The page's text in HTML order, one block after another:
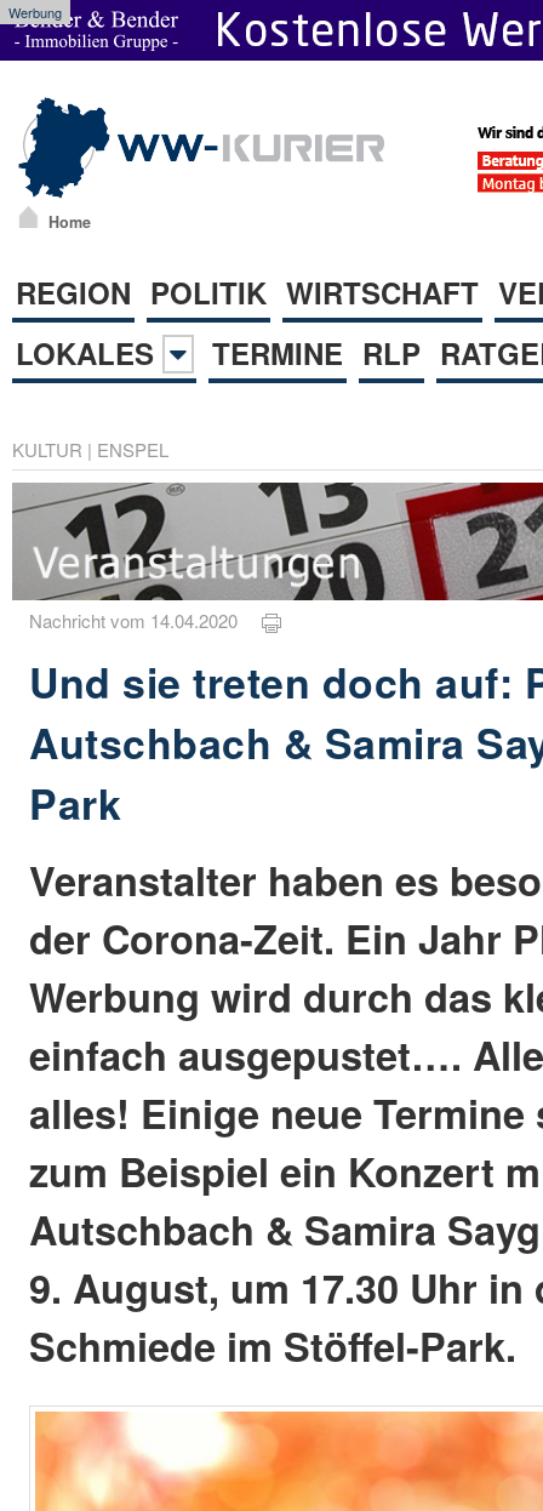
Werbung
Home
REGION POLITIK WIRTSCHAFT
LOKALES
TERMINE RLP
KULTUR | ENSPEL
Nachricht vom 14.04.2020
Und sie treten doch auf:
Autschbach & Samira
Park
Veranstalter haben es
der Corona-Zeit. Ein Jahr
Werbung wird durch das
einfach ausgepustet….
alles! Einige neue
zum Beispiel ein Konzert
Autschbach & Samira
9. August, um 17.30 Uhr in
Schmiede im Stöffel-Park.